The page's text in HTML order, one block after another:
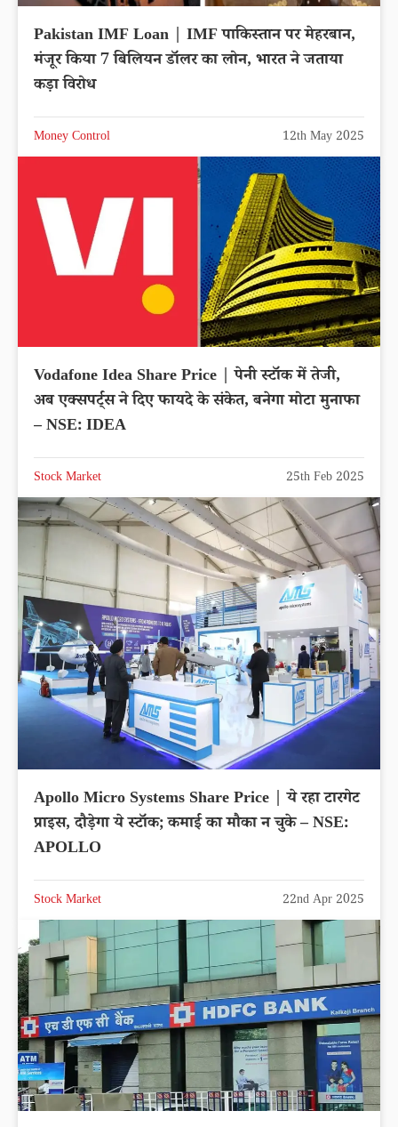
Pakistan IMF Loan | IMF पाकिस्तान पर मेहरबान,
मंजूर किया 7 बिलियन डॉलर का लोन, भारत ने जताया
कड़ा विरोध
Money Control 12th May 2025
Vodafone Idea Share Price | पेनी स्टॉक में तेजी,
अब एक्सपर्ट्स ने दिए फायदे के संकेत, बनेगा मोटा मुनाफा
– NSE: IDEA
Stock Market 25th Feb 2025
Apollo Micro Systems Share Price | ये रहा टारगेट
प्राइस, दौड़ेगा ये स्टॉक; कमाई का मौका न चुके – NSE:
APOLLO
Stock Market 22nd Apr 2025